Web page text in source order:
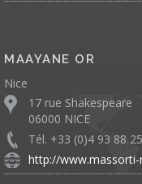
MAAYANE OR
Nice
17 rue Shakespeare
06000 NICE
Tél. +33 (0)4 93 88
http://